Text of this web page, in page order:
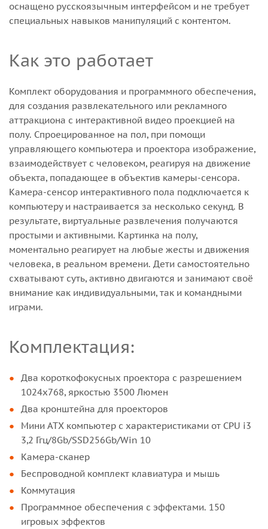
оснащено русскоязычным интерфейсом и не требует
специальных навыков манипуляций с контентом.
Как это работает
Комплект оборудования и программного обеспечения,
для создания развлекательного или рекламного
аттракциона с интерактивной видео проекцией на
полу. Спроецированное на пол, при помощи
управляющего компьютера и проектора изображение,
взаимодействует с человеком, реагируя на движение
объекта, попадающее в объектив камеры-сенсора.
Камера-сенсор интерактивного пола подключается к
компьютеру и настраивается за несколько секунд. В
результате, виртуальные развлечения получаются
простыми и активными. Картинка на полу,
моментально реагирует на любые жесты и движения
человека, в реальном времени. Дети самостоятельно
схватывают суть, активно двигаются и занимают своё
внимание как индивидуальными, так и командными
играми.
Комплектация:
Два короткофокусных проектора с разрешением
1024х768, яркостью 3500 Люмен
Два кронштейна для проекторов
Мини ATX компьютер с характеристиками от CPU i3
3,2 Ггц/8Gb/SSD256Gb/Win 10
Камера-сканер
Беспроводной комплект клавиатура и мышь
Коммутация
Программное обеспечения с эффектами. 150
игровых эффектов